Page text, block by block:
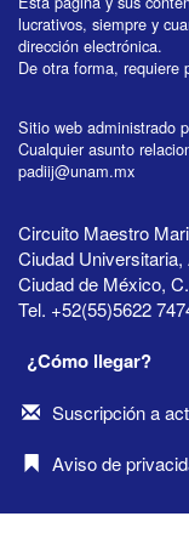
lucrativos, siempre y
dirección electrónica.
De otra forma, requiere
Sitio web administrado
Cualquier asunto
padiij@unam.mx
Circuito Maestro
Ciudad
Ciudad de México,
Tel. +52(55)5622
¿Cómo llegar?
Suscripción a
Aviso de